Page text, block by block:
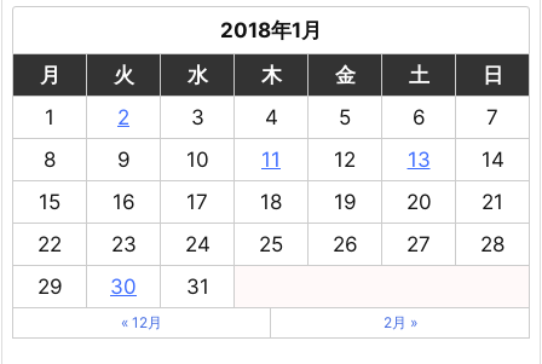
2018年1月
月
火 水 木 金 土
日
1
2 3 4 5 6
7
8
9 10 11 12 13
14
15
16 17 18 19 20
21
22
23 24 25 26 27
28
29
30 31
« 12月 2月 »